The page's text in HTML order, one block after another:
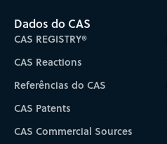
Dados do CAS
CAS REGISTRY®
CAS Reactions
Referências do CAS
CAS Patents
CAS Commercial Sources